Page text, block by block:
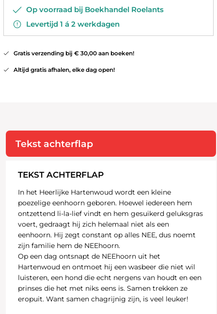
Op voorraad bij Boekhandel Roelants
Levertijd 1 á 2 werkdagen
Gratis verzending bij € 30,00 aan boeken!
Altijd gratis afhalen, elke dag open!
Tekst achterflap
TEKST ACHTERFLAP
In het Heerlijke Hartenwoud wordt een kleine
poezelige eenhoorn geboren. Hoewel iedereen hem
ontzettend li-la-lief vindt en hem gesuikerd geluksgras
voert, gedraagt hij zich helemaal niet als een
eenhoorn. Hij zegt constant op alles NEE, dus noemt
zijn familie hem de NEEhoorn.
Op een dag ontsnapt de NEEhoorn uit het
Hartenwoud en ontmoet hij een wasbeer die niet wil
luisteren, een hond die echt nergens van houdt en een
prinses die het met niks eens is. Samen trekken ze
eropuit. Want samen chagrijnig zijn, is veel leuker!